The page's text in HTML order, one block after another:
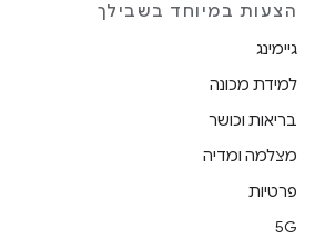
הצעות במיוחד בשבילך
גיימינג
למידת מכונה
בריאות וכושר
מצלמה ומדיה
פרטיות
5G